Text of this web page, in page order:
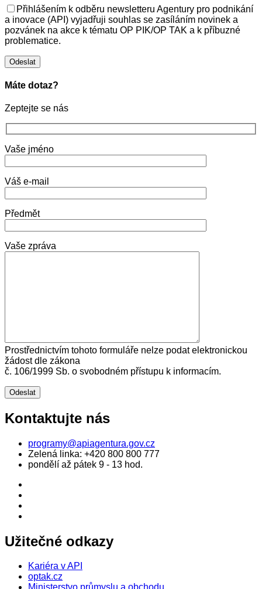
Přihlášením k odběru newsletteru Agentury pro podnikání
a inovace (API) vyjadřuji souhlas se zasíláním novinek a
pozvánek na akce k tématu OP PIK/OP TAK a k příbuzné
problematice.
Máte dotaz?
Zeptejte se nás
Vaše jméno
Váš e-mail
Předmět
Vaše zpráva
Prostřednictvím tohoto formuláře nelze podat elektronickou
žádost dle zákona
č. 106/1999 Sb. o svobodném přístupu k informacím.
Kontaktujte nás
programy@apiagentura.gov.cz
Zelená linka: +420 800 800 777
pondělí až pátek 9 - 13 hod.
Užitečné odkazy
Kariéra v API
optak.cz